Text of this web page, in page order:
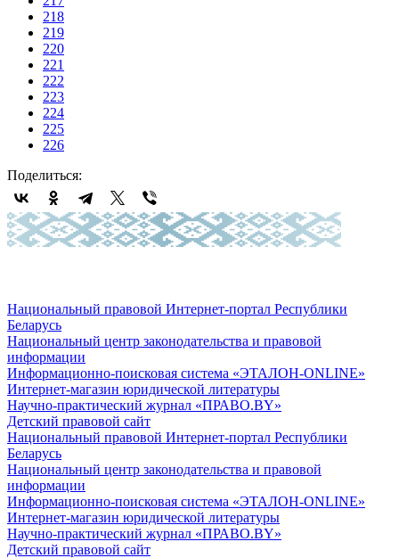
218
219
220
221
222
223
224
225
226
Поделиться:
Национальный правовой Интернет-портал Республики
Беларусь
Национальный центр законодательства и правовой
информации
Информационно-поисковая система «ЭТАЛОН-ONLINE»
Интернет-магазин юридической литературы
Научно-практический журнал «ПРАВО.BY»
Детский правовой сайт
Национальный правовой Интернет-портал Республики
Беларусь
Национальный центр законодательства и правовой
информации
Информационно-поисковая система «ЭТАЛОН-ONLINE»
Интернет-магазин юридической литературы
Научно-практический журнал «ПРАВО.BY»
Детский правовой сайт